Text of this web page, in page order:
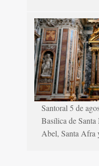
Santoral 5 de
Basílica de
Abel, Santa Afra